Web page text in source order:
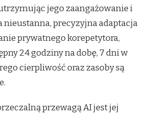
jego zaangażowanie i
nieustanna, precyzyjna adaptacja
prywatnego korepetytora,
24 godziny na dobę, 7 dni w
cierpliwość oraz zasoby są
przewagą AI jest jej